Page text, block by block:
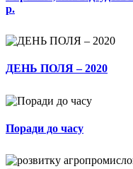
р.
ДЕНЬ ПОЛЯ – 2020
Поради до часу